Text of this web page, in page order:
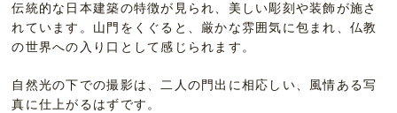
伝統的な日本建築の特徴が見られ、美しい彫刻や装飾が施さ
れています。山門をくぐると、厳かな雰囲気に包まれ、仏教
の世界への入り口として感じられます。
自然光の下での撮影は、二人の門出に相応しい、風情ある写
真に仕上がるはずです。